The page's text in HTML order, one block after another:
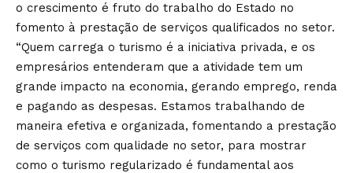
o crescimento é fruto do trabalho do Estado no
fomento à prestação de serviços qualificados no setor.
“Quem carrega o turismo é a iniciativa privada, e os
empresários entenderam que a atividade tem um
grande impacto na economia, gerando emprego, renda
e pagando as despesas. Estamos trabalhando de
maneira efetiva e organizada, fomentando a prestação
de serviços com qualidade no setor, para mostrar
como o turismo regularizado é fundamental aos